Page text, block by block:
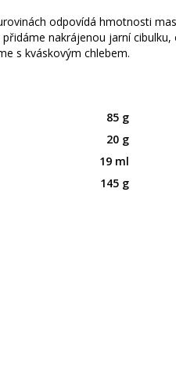
odpovídá hmotnosti
nakrájenou jarní cibulku,
s kváskovým chlebem.
85 g
20 g
19 ml
145 g